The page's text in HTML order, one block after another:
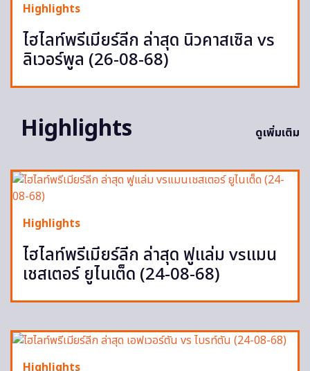
Highlights
ไฮไลท์พรีเมียร์ลีก ล่าสุด นิวคาสเซิล vs
ลิเวอร์พูล (26-08-68)
Highlights ดูเพิ่มเติม
Highlights
ไฮไลท์พรีเมียร์ลีก ล่าสุด ฟูแล่ม vsแมน
เชสเตอร์ ยูไนเต็ด (24-08-68)